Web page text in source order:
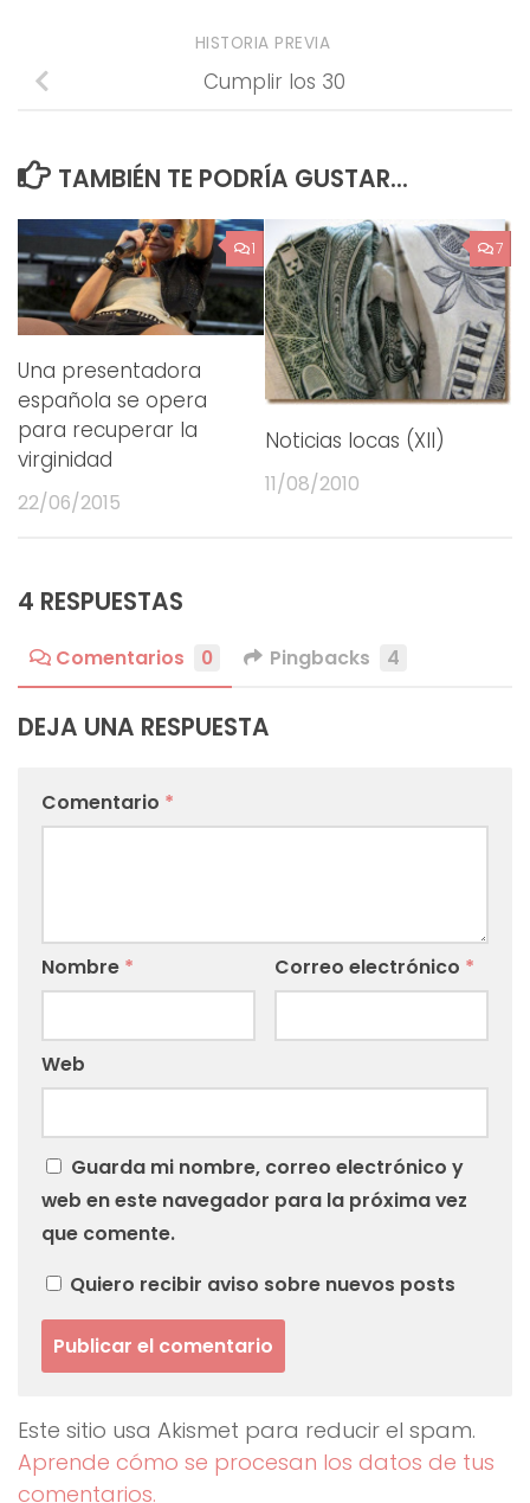
HISTORIA PREVIA
Cumplir los 30
TAMBIÉN TE PODRÍA GUSTAR...
1
Una presentadora
española se opera
para recuperar la
virginidad
22/06/2015
7
Noticias locas (XII)
11/08/2010
4 RESPUESTAS
Comentarios 0 Pingbacks 4
DEJA UNA RESPUESTA
Comentario *
Nombre * Correo electrónico *
Web
Guarda mi nombre, correo electrónico y
web en este navegador para la próxima vez
que comente.
Quiero recibir aviso sobre nuevos posts
Este sitio usa Akismet para reducir el spam.
Aprende cómo se procesan los datos de tus
comentarios.